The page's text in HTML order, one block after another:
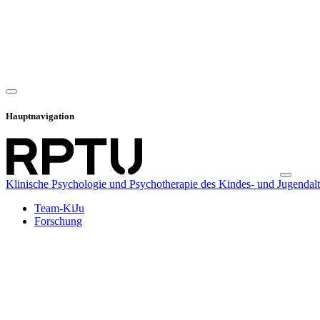
Hauptnavigation
Klinische Psychologie und Psychotherapie des Kindes- und
Team-KiJu
Forschung